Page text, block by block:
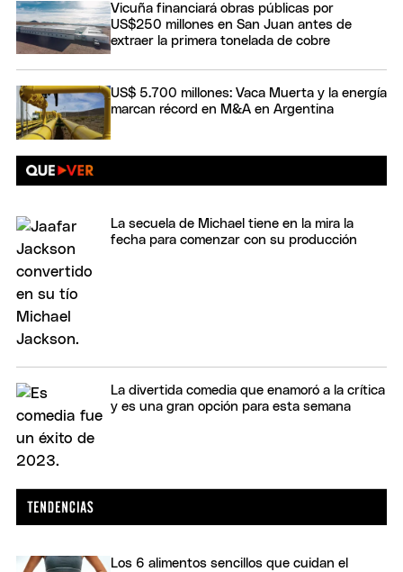
Vicuña financiará obras públicas por
US$250 millones en San Juan antes de
extraer la primera tonelada de cobre
US$ 5.700 millones: Vaca Muerta y la energía
marcan récord en M&A en Argentina
La secuela de Michael tiene en la mira la
fecha para comenzar con su producción
La divertida comedia que enamoró a la crítica
y es una gran opción para esta semana
Los 6 alimentos sencillos que cuidan el